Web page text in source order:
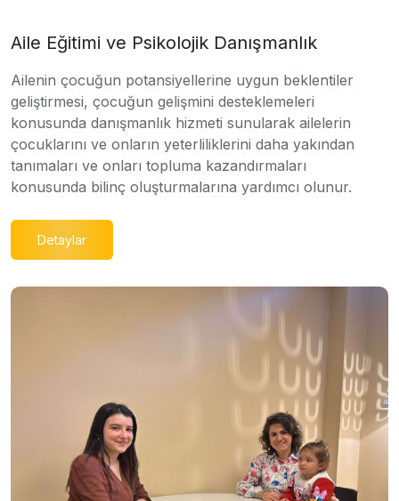
Aile Eğitimi ve Psikolojik Danışmanlık
Ailenin çocuğun potansiyellerine uygun beklentiler
geliştirmesi, çocuğun gelişmini desteklemeleri
konusunda danışmanlık hizmeti sunularak ailelerin
çocuklarını ve onların yeterliliklerini daha yakından
tanımaları ve onları topluma kazandırmaları
konusunda bilinç oluşturmalarına yardımcı olunur.
Detaylar